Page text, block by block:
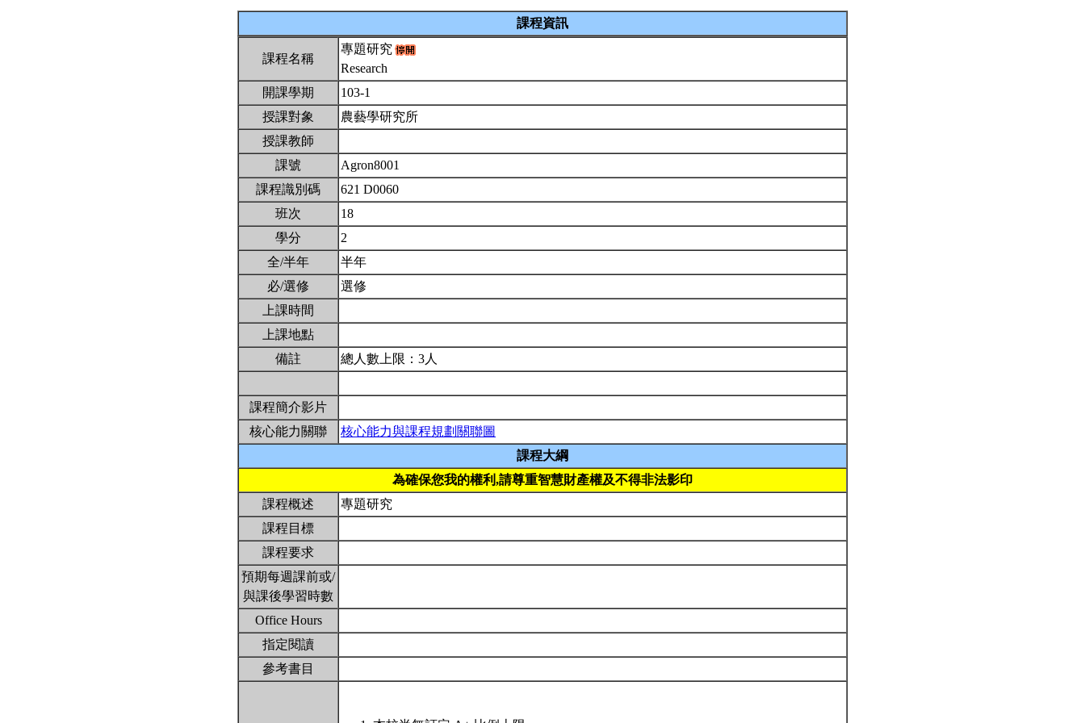
課程資訊
課程名稱
專題研究
Research
開課學期
103-1
授課對象
農藝學研究所
授課教師
課號
Agron8001
課程識別碼
621 D0060
班次
18
學分
2
全/半年
半年
必/選修
選修
上課時間
上課地點
備註
總人數上限：3人
課程簡介影片
核心能力關聯
核心能力與課程規劃關聯圖
課程大綱
為確保您我的權利,請尊重智慧財產權及不得非法影印
課程概述
專題研究
課程目標
課程要求
預期每週課前或/
與課後學習時數
Office Hours
指定閱讀
參考書目